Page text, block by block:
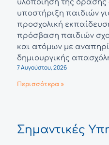
υλοποίηση της
υποστήριξη παιδιών
προσχολική
πρόσβαση παιδιών
και ατόμων με
δημιουργικής
7 Αυγούστου, 2026
Περισσότερα »
Σημαντικές